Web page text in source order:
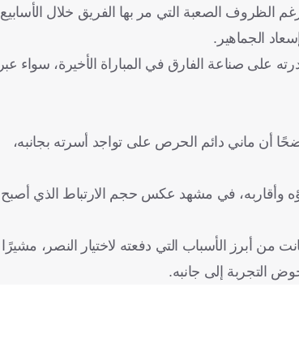
الظروف الصعبة التي مر بها الفريق خلال الأسابيع
الجماهير.
على صناعة الفارق في المباراة الأخيرة، سواء عبر
أن ماني دائم الحرص على تواجد أسرته بجانبه،
وأقاربه، في مشهد عكس حجم الارتباط الذي أصبح
أبرز الأسباب التي دفعته لاختيار النصر، مشيرًا
التجربة إلى جانبه.